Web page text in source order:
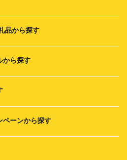
品から探す
から探す
ペーンから探す